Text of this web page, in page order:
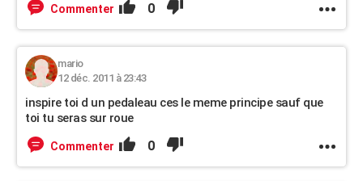
Commenter 0
mario
12 déc. 2011 à 23:43
inspire toi d un pedaleau ces le meme principe sauf que
toi tu seras sur roue
Commenter 0